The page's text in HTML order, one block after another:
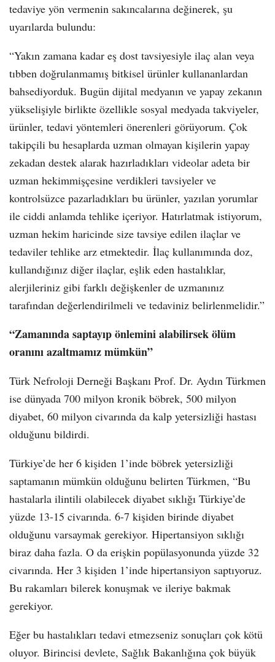
tedaviye yön vermenin sakıncalarına değinerek, şu
uyarılarda bulundu:
“Yakın zamana kadar eş dost tavsiyesiyle ilaç alan veya
tıbben doğrulanmamış bitkisel ürünler kullananlardan
bahsediyorduk. Bugün dijital medyanın ve yapay zekanın
yükselişiyle birlikte özellikle sosyal medyada takviyeler,
ürünler, tedavi yöntemleri önerenleri görüyorum. Çok
takipçili bu hesaplarda uzman olmayan kişilerin yapay
zekadan destek alarak hazırladıkları videolar adeta bir
uzman hekimmişçesine verdikleri tavsiyeler ve
kontrolsüzce pazarladıkları bu ürünler, yazılan yorumlar
ile ciddi anlamda tehlike içeriyor. Hatırlatmak istiyorum,
uzman hekim haricinde size tavsiye edilen ilaçlar ve
tedaviler tehlike arz etmektedir. İlaç kullanımında doz,
kullandığınız diğer ilaçlar, eşlik eden hastalıklar,
alerjileriniz gibi farklı değişkenler de uzmanınız
tarafından değerlendirilmeli ve tedaviniz belirlenmelidir.”
“Zamanında saptayıp önlemini alabilirsek ölüm
oranını azaltmamız mümkün”
Türk Nefroloji Derneği Başkanı Prof. Dr. Aydın Türkmen
ise dünyada 700 milyon kronik böbrek, 500 milyon
diyabet, 60 milyon civarında da kalp yetersizliği hastası
olduğunu bildirdi.
Türkiye’de her 6 kişiden 1’inde böbrek yetersizliği
saptamanın mümkün olduğunu belirten Türkmen, “Bu
hastalarla ilintili olabilecek diyabet sıklığı Türkiye’de
yüzde 13-15 civarında. 6-7 kişiden birinde diyabet
olduğunu varsaymak gerekiyor. Hipertansiyon sıklığı
biraz daha fazla. O da erişkin popülasyonunda yüzde 32
civarında. Her 3 kişiden 1’inde hipertansiyon saptıyoruz.
Bu rakamları bilerek konuşmak ve ileriye bakmak
gerekiyor.
Eğer bu hastalıkları tedavi etmezseniz sonuçları çok kötü
oluyor. Birincisi devlete, Sağlık Bakanlığına çok büyük